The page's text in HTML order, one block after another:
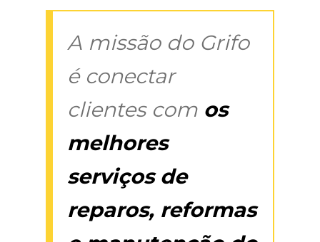
A missão do Grifo
é conectar
clientes com os
melhores
serviços de
reparos, reformas